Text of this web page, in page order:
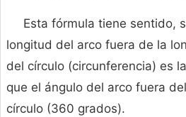
Esta fórmula tiene sentido,
longitud del arco fuera de la
del círculo (circunferencia) es
que el ángulo del arco fuera
círculo (360 grados).